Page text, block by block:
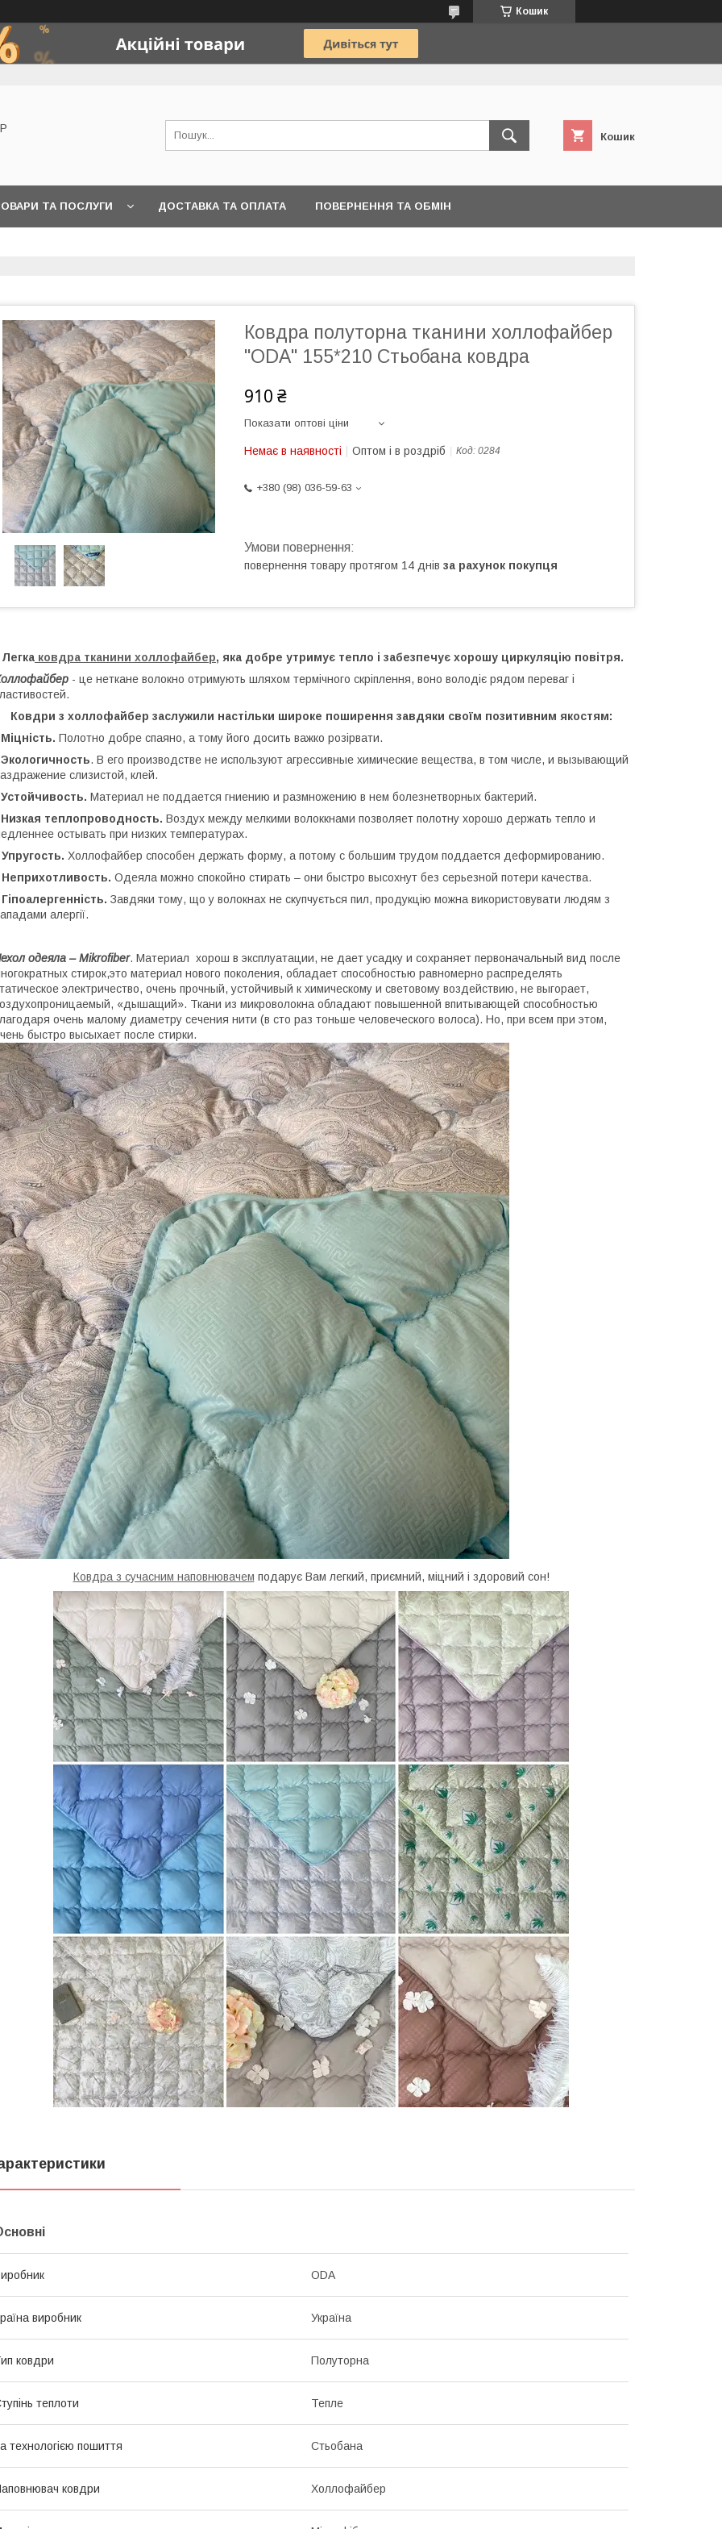
Кошик
Кошик
ТА ПОСЛУГИ ДОСТАВКА ТА ОПЛАТА ПОВЕРНЕННЯ ТА ОБМІН
Ковдра полуторна тканини холлофайбер
"ODA" 155*210 Стьобана ковдра
910 ₴
Показати оптові ціни
Немає в наявності Оптом і в роздріб Код: 0284
+380 (98) 036-59-63
повернення товару протягом 14 днів за рахунок покупця
Легка ковдра тканини холлофайбер, яка добре утримує тепло і забезпечує хорошу циркуляцію повітря.
- це неткане волокно отримують шляхом термічного скріплення, воно володіє рядом переваг і
Ковдри з холлофайбер заслужили настільки широке поширення завдяки своїм позитивним якостям:
Міцність. Полотно добре спаяно, а тому його досить важко розірвати.
Экологичность. В его производстве не используют агрессивные химические вещества, в том числе, и вызывающий
слизистой, клей.
Устойчивость. Материал не поддается гниению и размножению в нем болезнетворных бактерий.
Низкая теплопроводность. Воздух между мелкими волоккнами позволяет полотну хорошо держать тепло и
остывать при низких температурах.
Холлофайбер способен держать форму, а потому с большим трудом поддается деформированию.
Одеяла можно спокойно стирать – они быстро высохнут без серьезной потери качества.
Завдяки тому, що у волокнах не скупчується пил, продукцію можна використовувати людям з
алергії.
одеяла – Mikrofiber. Материал хорош в эксплуатации, не дает усадку и сохраняет первоначальный вид после
стирок,это материал нового поколения, обладает способностью равномерно распределять
электричество, очень прочный, устойчивый к химическому и световому воздействию, не выгорает,
«дышащий». Ткани из микроволокна обладают повышенной впитывающей способностью
очень малому диаметру сечения нити (в сто раз тоньше человеческого волоса). Но, при всем при этом,
быстро высыхает после стирки.
Ковдра з сучасним наповнювачем подарує Вам легкий, приємний, міцний і здоровий сон!
ODA
виробник Україна
ковдри Полуторна
теплоти Тепле
технологією пошиття Стьобана
ковдри Холлофайбер